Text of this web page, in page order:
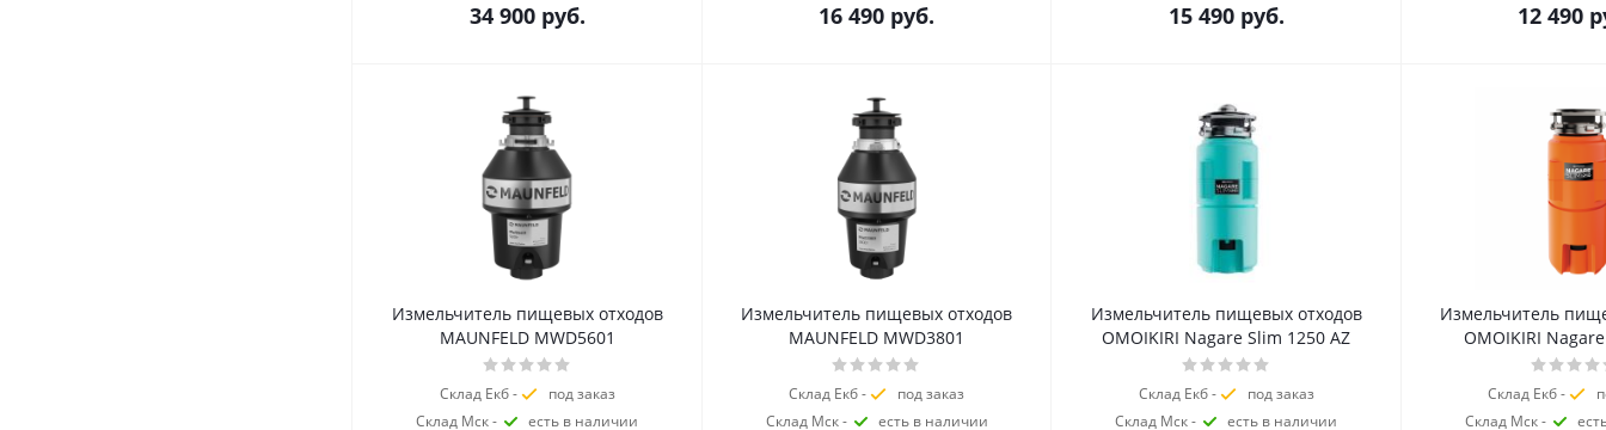
34 900руб. 16 490 руб. 15 490руб. 12 490
Измельчитель пищевых отходов
MAUNFELD MWD5601
Склад Екб -
под заказ
Склад Мск -
есть в наличии
Измельчитель пищевых отходов
MAUNFELD MWD3801
Склад Екб -
под заказ
Склад Мск -
есть в наличии
Измельчитель пищевых отходов
OMOIKIRI Nagare Slim 1250 AZ
Склад Екб -
под заказ
Склад Мск -
есть в наличии
Измельчитель
OMOIKIRI
Склад Екб -
Склад Мск -